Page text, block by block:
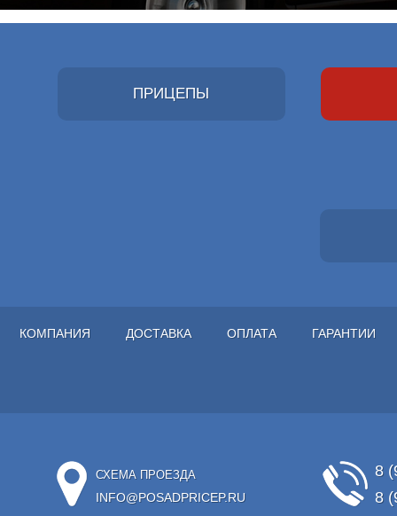
ПРИЦЕПЫ
КОМПАНИЯ ДОСТАВКА ОПЛАТА ГАРАНТИИ
СХЕМА ПРОЕЗДА
INFO@POSADPRICEP.RU
8
8